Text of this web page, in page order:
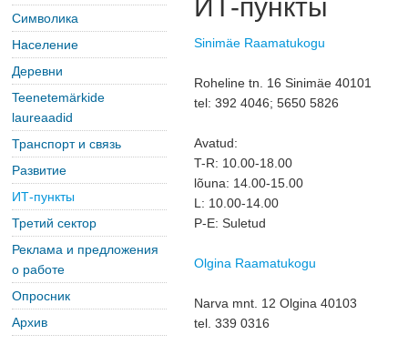
Символика
Население
Деревни
Teenetemärkide
laureaadid
Транспорт и связь
Развитие
ИТ-пункты
Третий сектор
Реклама и предложения
о работе
Опросник
Архив
ИТ-пункты
Sinimäe Raamatukogu
Roheline tn. 16 Sinimäe 40101
tel: 392 4046; 5650 5826
Avatud:
T-R: 10.00-18.00
lõuna: 14.00-15.00
L: 10.00-14.00
P-E: Suletud
Olgina Raamatukogu
Narva mnt. 12 Olgina 40103
tel. 339 0316